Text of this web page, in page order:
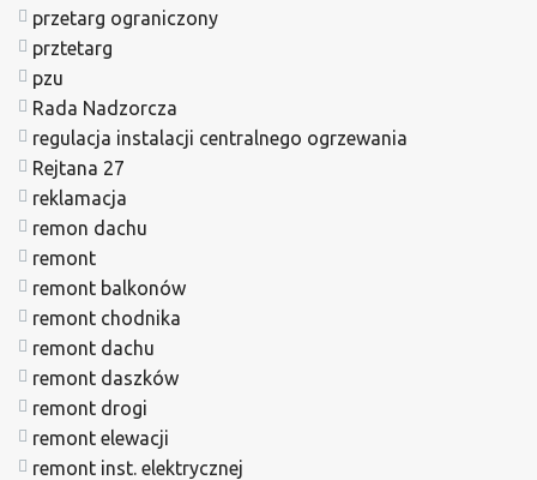
przetarg ograniczony
prztetarg
pzu
Rada Nadzorcza
regulacja instalacji centralnego ogrzewania
Rejtana 27
reklamacja
remon dachu
remont
remont balkonów
remont chodnika
remont dachu
remont daszków
remont drogi
remont elewacji
remont inst. elektrycznej